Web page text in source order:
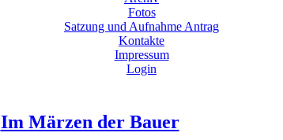
Fotos
Satzung und Aufnahme Antrag
Kontakte
Impressum
Login
Im Märzen der Bauer